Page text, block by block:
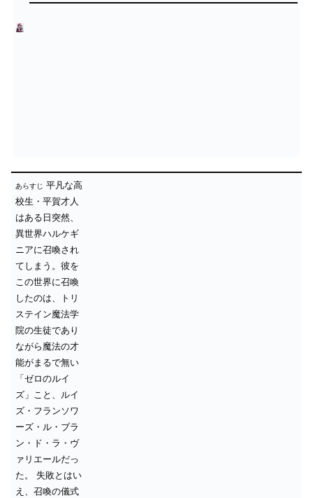
あらすじ 平凡な高
校生・平賀才人
はある日突然、
異世界ハルケギ
ニアに召喚され
てしまう。彼を
この世界に召喚
したのは、トリ
ステイン魔法学
院の生徒であり
ながら魔法の才
能がまるで無い
「ゼロのルイ
ズ」こと、ルイ
ズ・フランソワ
ーズ・ル・ブラ
ン・ド・ラ・ヴ
ァリエールだっ
た。
失敗とはい
え、召喚の儀式